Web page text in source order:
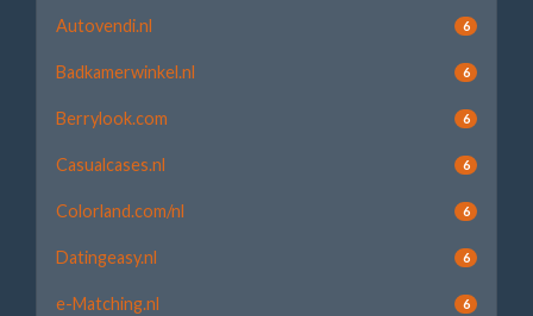
Autovendi.nl 6
Badkamerwinkel.nl 6
Berrylook.com 6
Casualcases.nl 6
Colorland.com/nl 6
Datingeasy.nl 6
e-Matching.nl 6